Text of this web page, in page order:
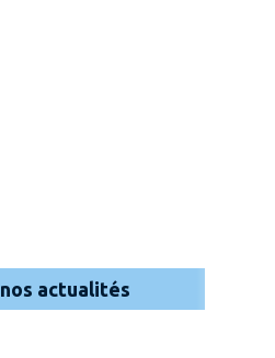
actualités